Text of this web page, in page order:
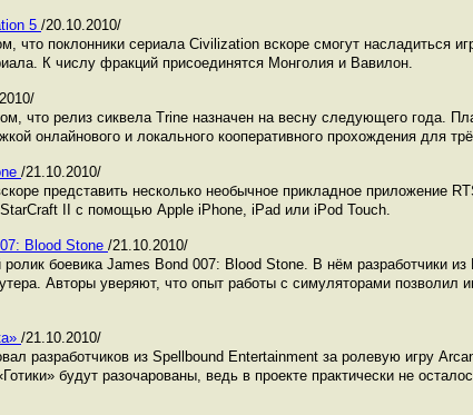
5 /20.10.2010/
что поклонники сериала Civilization вскоре смогут насладиться
К числу фракций присоединятся Монголия и Вавилон.
что релиз сиквела Trine назначен на весну следующего года.
онлайнового и локального кооперативного прохождения для
/21.10.2010/
представить несколько необычное прикладное приложение
II с помощью Apple iPhone, iPad или iPod Touch.
Blood Stone /21.10.2010/
боевика James Bond 007: Blood Stone. В нём разработчики из
Авторы уверяют, что опыт работы с симуляторами позволил
/21.10.2010/
разработчиков из Spellbound Entertainment за ролевую игру
будут разочарованы, ведь в проекте практически не